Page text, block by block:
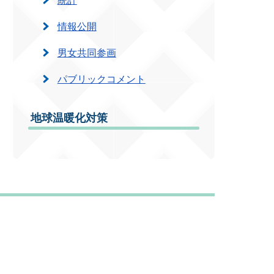
情報公開
男女共同参画
パブリックコメント
地球温暖化対策